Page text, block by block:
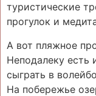
туристические
прогулок и
А вот пляжное
Неподалеку есть
сыграть в
На побережье